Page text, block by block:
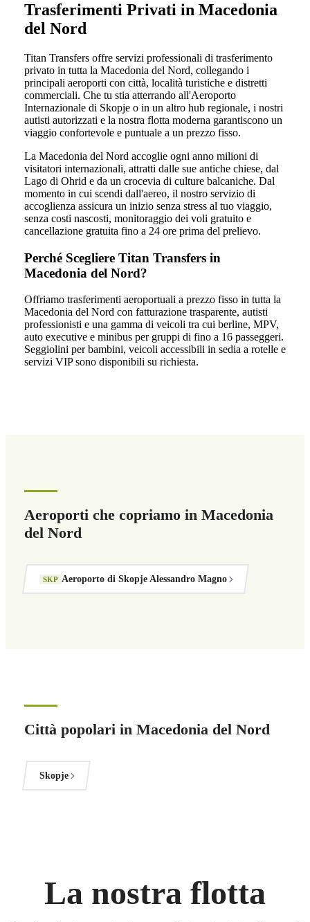
Trasferimenti Privati in Macedonia
del Nord
Titan Transfers offre servizi professionali di trasferimento
privato in tutta la Macedonia del Nord, collegando i
principali aeroporti con città, località turistiche e distretti
commerciali. Che tu stia atterrando all'Aeroporto
Internazionale di Skopje o in un altro hub regionale, i nostri
autisti autorizzati e la nostra flotta moderna garantiscono un
viaggio confortevole e puntuale a un prezzo fisso.
La Macedonia del Nord accoglie ogni anno milioni di
visitatori internazionali, attratti dalle sue antiche chiese, dal
Lago di Ohrid e da un crocevia di culture balcaniche. Dal
momento in cui scendi dall'aereo, il nostro servizio di
accoglienza assicura un inizio senza stress al tuo viaggio,
senza costi nascosti, monitoraggio dei voli gratuito e
cancellazione gratuita fino a 24 ore prima del prelievo.
Perché Scegliere Titan Transfers in
Macedonia del Nord?
Offriamo trasferimenti aeroportuali a prezzo fisso in tutta la
Macedonia del Nord con fatturazione trasparente, autisti
professionisti e una gamma di veicoli tra cui berline, MPV,
auto executive e minibus per gruppi di fino a 16 passeggeri.
Seggiolini per bambini, veicoli accessibili in sedia a rotelle e
servizi VIP sono disponibili su richiesta.
Aeroporti che copriamo in Macedonia
del Nord
SKP Aeroporto di Skopje Alessandro Magno
Città popolari in Macedonia del Nord
Skopje
La nostra flotta